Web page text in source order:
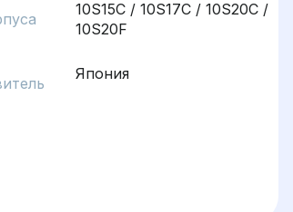
10S15C / 10S17C / 10S20C /
10S20F
Япония